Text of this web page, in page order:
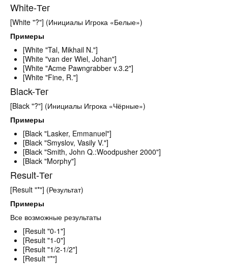
White-Тег
[White "?"] (Инициалы Игрока «Белые»)
Примеры
[White "Tal, Mikhail N."]
[White "van der Wiel, Johan"]
[White "Acme Pawngrabber v.3.2"]
[White "Fine, R."]
Black-Тег
[Black "?"] (Инициалы Игрока «Чёрные»)
Примеры
[Black "Lasker, Emmanuel"]
[Black "Smyslov, Vasily V."]
[Black "Smith, John Q.:Woodpusher 2000"]
[Black "Morphy"]
Result-Тег
[Result "*"] (Результат)
Примеры
Все возможные результаты
[Result "0-1"]
[Result "1-0"]
[Result "1/2-1/2"]
[Result "*"]